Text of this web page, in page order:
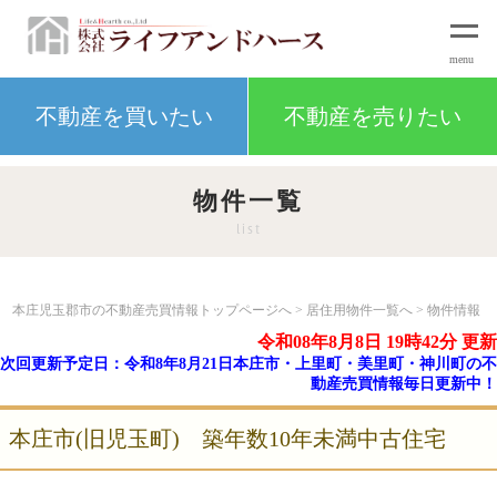
不動産を買いたい 不動産を売りたい
物件一覧
list
本庄児玉郡市の不動産売買情報トップページへ > 居住用物件一覧へ > 物件情報
令和08年8月8日 19時42分 更新
次回更新予定日：令和8年8月21日本庄市・上里町・美里町・神川町の不
動産売買情報毎日更新中！
本庄市(旧児玉町) 築年数10年未満中古住宅